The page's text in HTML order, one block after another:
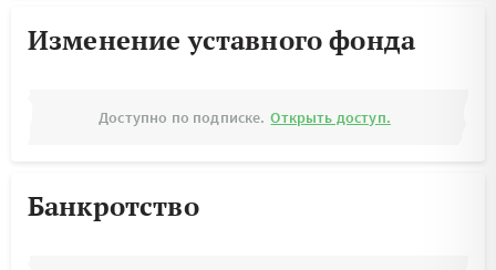
Изменение уставного фонда
Доступно по подписке. Открыть доступ.
Банкротство